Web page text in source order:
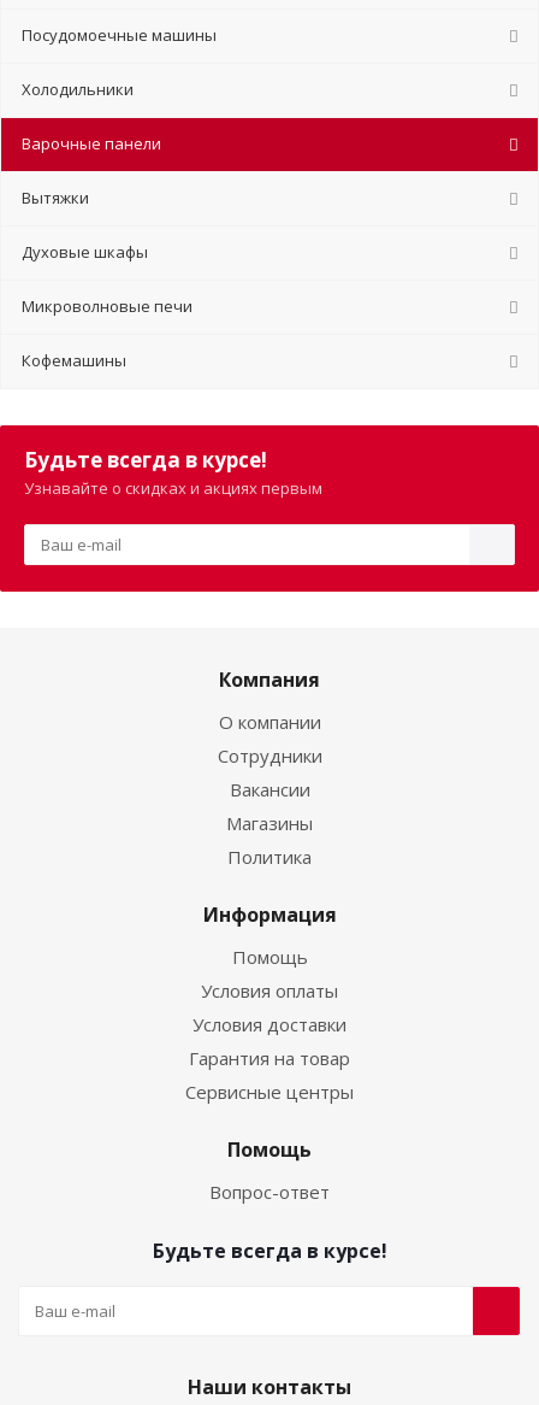
Посудомоечные машины
Холодильники
Варочные панели
Вытяжки
Духовые шкафы
Микроволновые печи
Кофемашины
Будьте всегда в курсе!
Узнавайте о скидках и акциях первым
Компания
О компании
Сотрудники
Вакансии
Магазины
Политика
Информация
Помощь
Условия оплаты
Условия доставки
Гарантия на товар
Сервисные центры
Помощь
Вопрос-ответ
Будьте всегда в курсе!
Наши контакты